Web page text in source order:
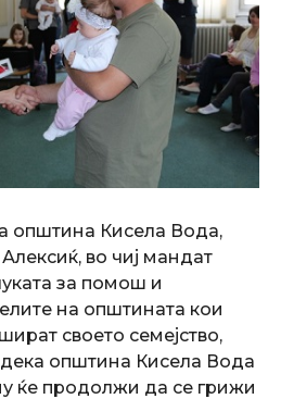
општина Кисела Вода,
во чиј мандат
за помош и
на општината кои
своето семејство,
дека општина Кисела Вода
ќе продолжи да се грижи